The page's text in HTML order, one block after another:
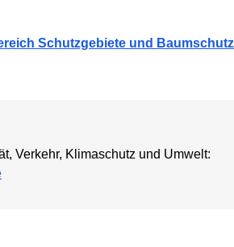
Schutzgebiete und
Verkehr, Klimaschutz und Umwelt: